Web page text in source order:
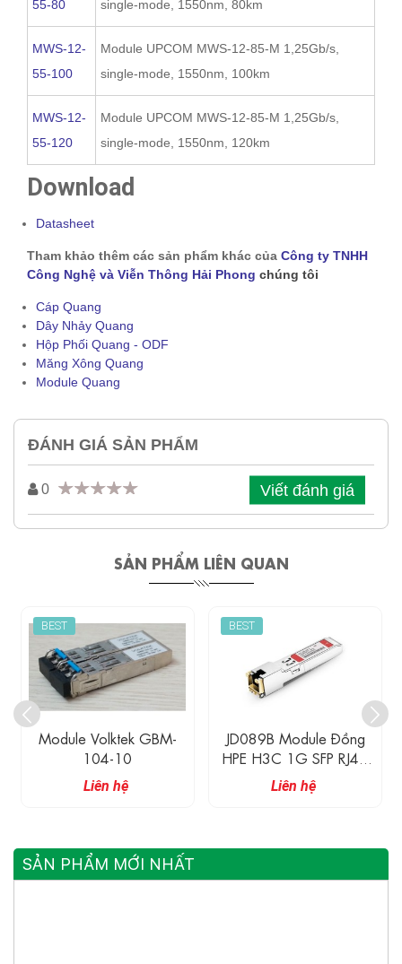
55-80 single-mode, 1550nm, 80km
MWS-12-
55-100
Module UPCOM MWS-12-85-M 1,25Gb/s,
single-mode, 1550nm, 100km
MWS-12-
55-120
Module UPCOM MWS-12-85-M 1,25Gb/s,
single-mode, 1550nm, 120km
Download
Datasheet
Tham khảo thêm các sản phẩm khác của Công ty TNHH
Công Nghệ và Viễn Thông Hải Phong chúng tôi
Cáp Quang
Dây Nhảy Quang
Hộp Phối Quang - ODF
Măng Xông Quang
Module Quang
ĐÁNH GIÁ SẢN PHẨM
0 Viết đánh giá
SẢN PHẨM LIÊN QUAN
BEST
Module Volktek GBM-
104-10
Liên hệ
BEST
JD089B Module Đồng
HPE H3C 1G SFP RJ45
Transceiver 100M
Liên hệ
SẢN PHẨM MỚI NHẤT